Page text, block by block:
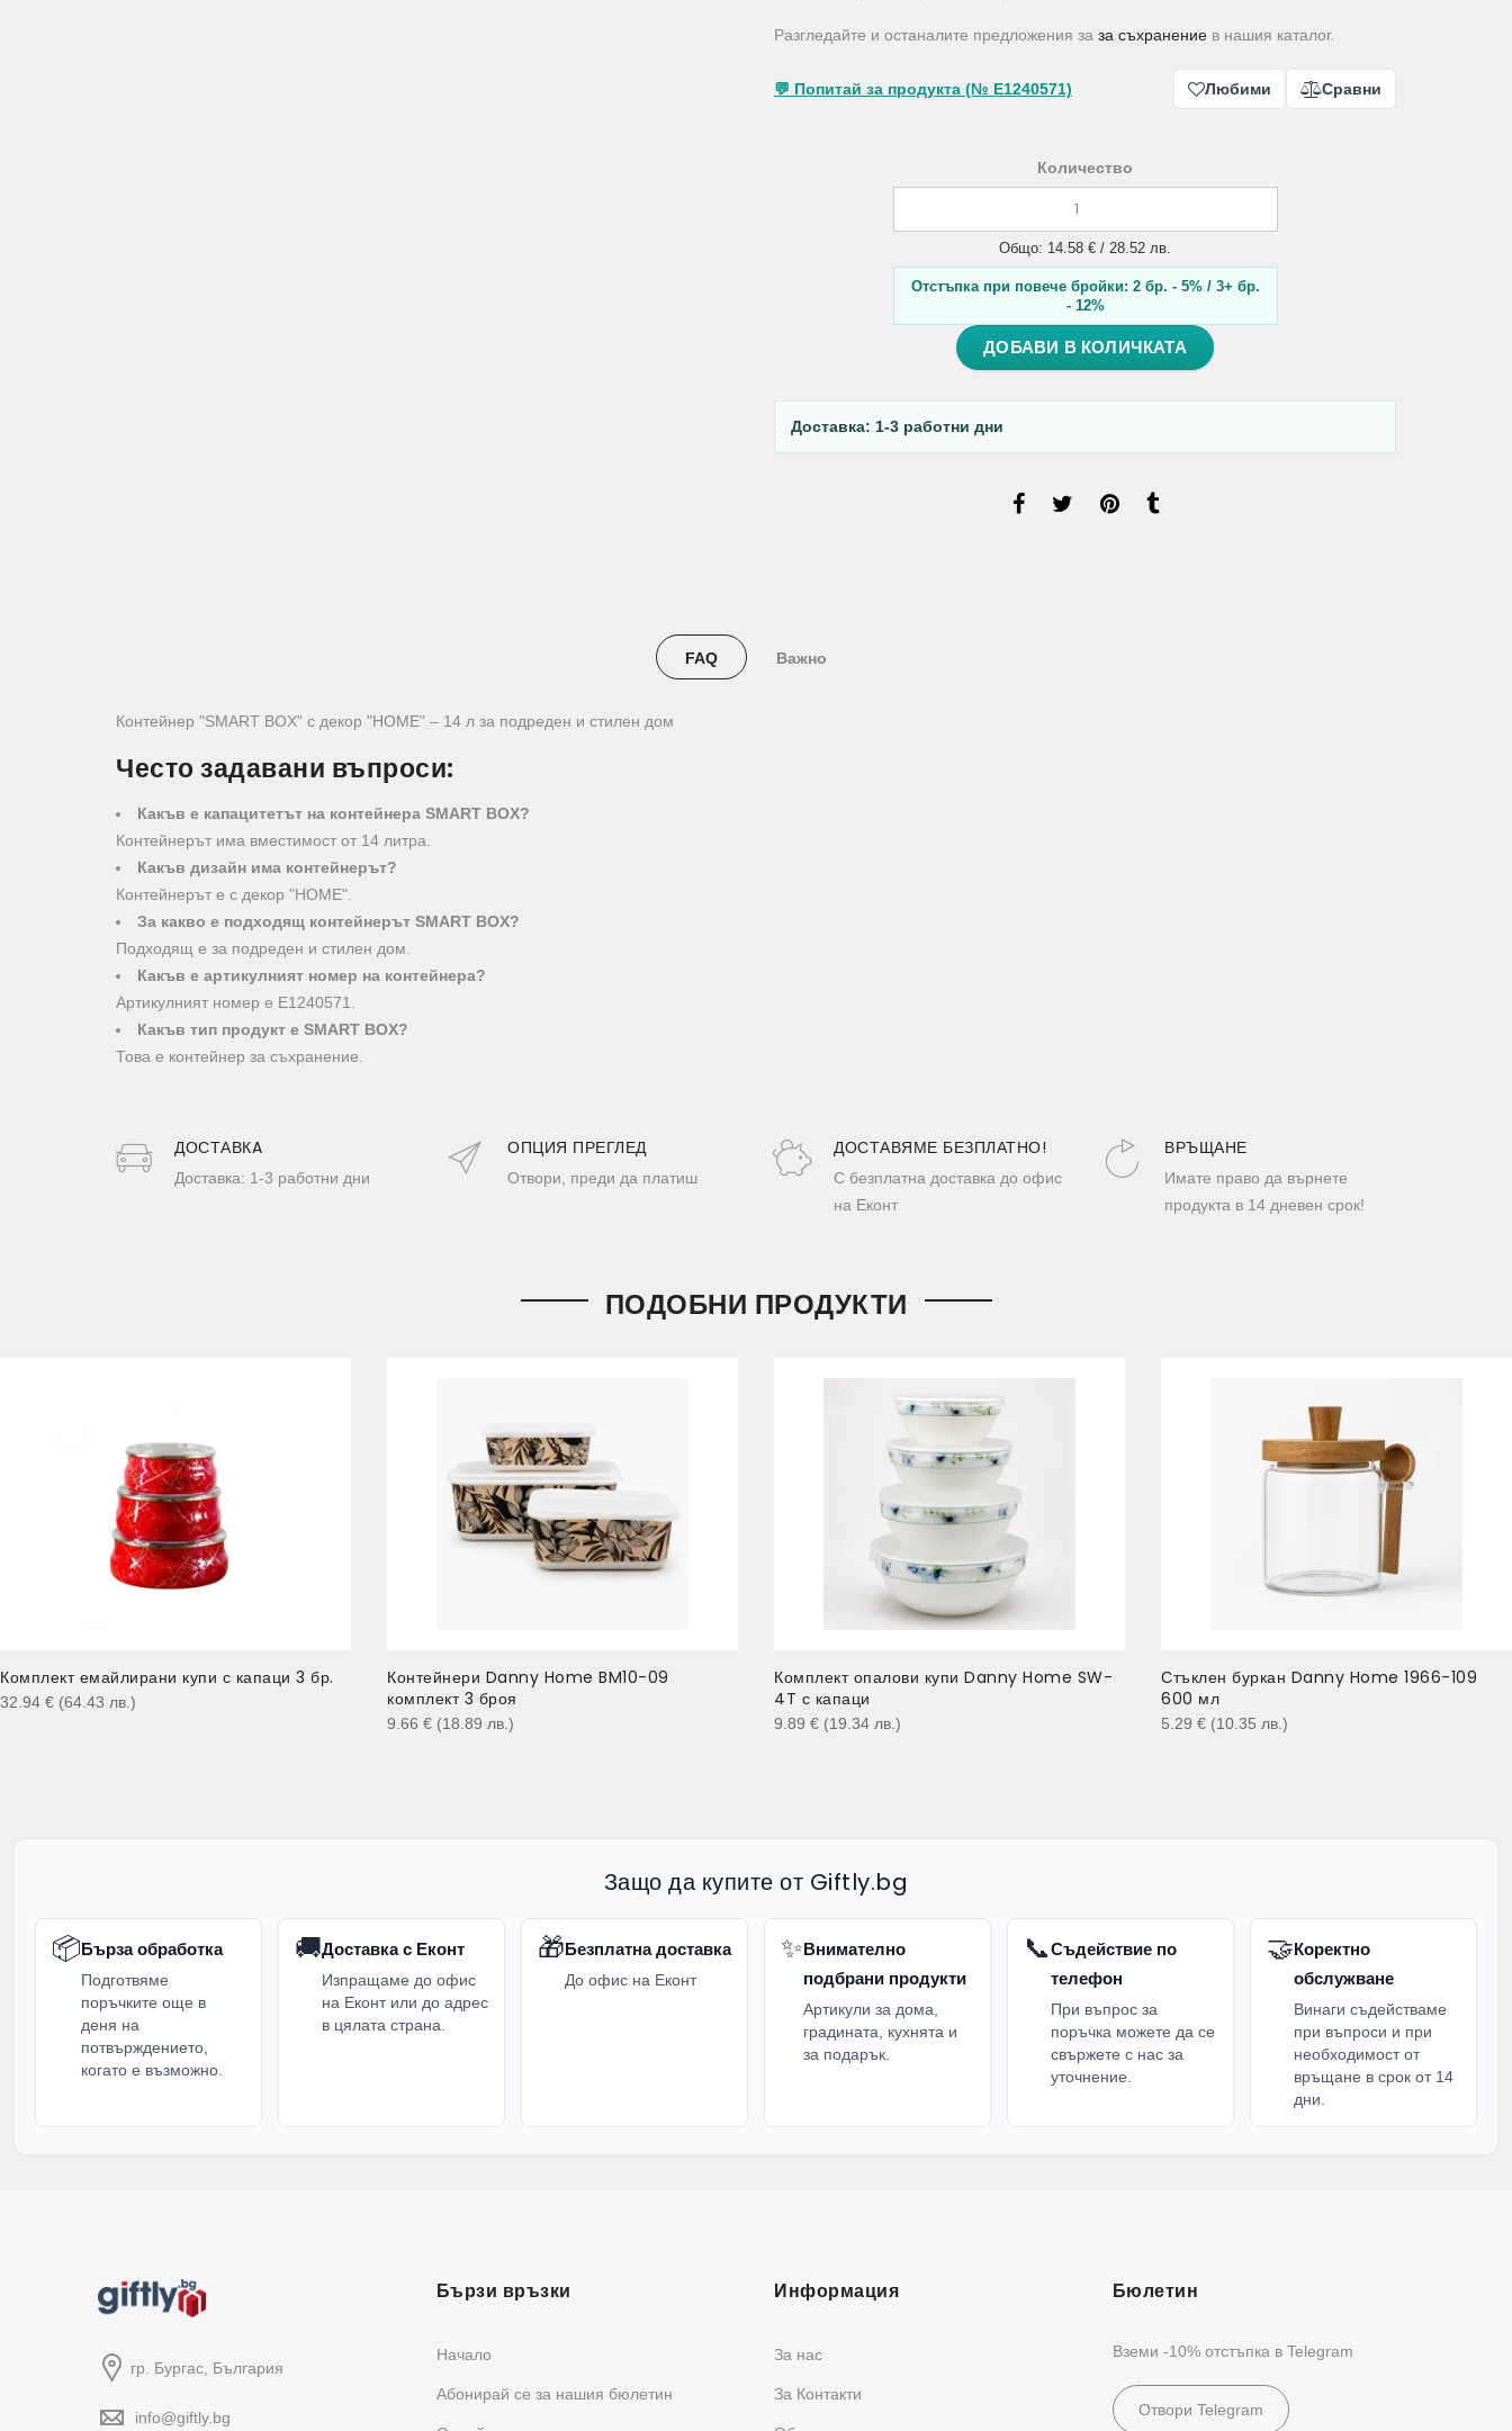
Разгледайте и останалите предложения за за съхранение в нашия каталог.
💬 Попитай за продукта (№ E1240571) Любими Сравни
Количество
Общо: 14.58 € / 28.52 лв.
Отстъпка при повече бройки: 2 бр. - 5% / 3+ бр.
- 12%
ДОБАВИ В КОЛИЧКАТА
Доставка: 1-3 работни дни
FAQ Важно
Контейнер "SMART BOX" с декор "HOME" – 14 л за подреден и стилен дом
Често задавани въпроси:
Какъв е капацитетът на контейнера SMART BOX?
Контейнерът има вместимост от 14 литра.
Какъв дизайн има контейнерът?
Контейнерът е с декор "HOME".
За какво е подходящ контейнерът SMART BOX?
Подходящ е за подреден и стилен дом.
Какъв е артикулният номер на контейнера?
Артикулният номер е E1240571.
Какъв тип продукт е SMART BOX?
Това е контейнер за съхранение.
ДОСТАВКA
Доставка: 1-3 работни дни
ОПЦИЯ ПРЕГЛЕД
Отвори, преди да платиш
ДОСТАВЯМЕ БЕЗПЛАТНО!
С безплатна доставка до офис
на Еконт
ВРЪЩАНЕ
Имате право да върнете
продукта в 14 дневен срок!
ПОДОБНИ ПРОДУКТИ
Комплект емайлирани купи с капаци 3 бр.
32.94 € (64.43 лв. )
Контейнери Danny Home BM10-09
комплект 3 броя
9.66 € (18.89 лв. )
Комплект опалови купи Danny Home SW-
4T с капаци
9.89 € (19.34 лв. )
Стъклен буркан Danny Home 1966-109
600 мл
5.29 € (10.35 лв. )
Защо да купите от Giftly.bg
📦Бърза обработка
Подготвяме
поръчките още в
деня на
потвърждението,
когато е възможно.
🚚Доставка с Еконт
Изпращаме до офис
на Еконт или до адрес
в цялата страна.
🎁Безплатна доставка
До офис на Еконт
✨Внимателно
подбрани продукти
Артикули за дома,
градината, кухнята и
за подарък.
📞Съдействие по
телефон
При въпрос за
поръчка можете да се
свържете с нас за
уточнение.
🤝Коректно
обслужване
Винаги съдействаме
при въпроси и при
необходимост от
връщане в срок от 14
дни.
гр. Бургас, България
info@giftly.bg
Бързи връзки
Начало
Абонирай се за нашия бюлетин
Информация
За нас
За Контакти
Бюлетин
Вземи -10% отстъпка в Telegram
Отвори Telegram